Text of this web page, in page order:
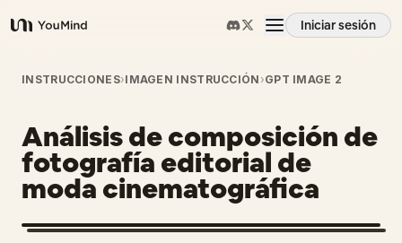
YouMind
Iniciar sesión
Resumen
Casos de uso
Habilidades
INSTRUCCIONES›IMAGEN INSTRUCCIÓN ›GPT IMAGE 2
Análisis de composición de
fotografía editorial de
moda cinematográfica